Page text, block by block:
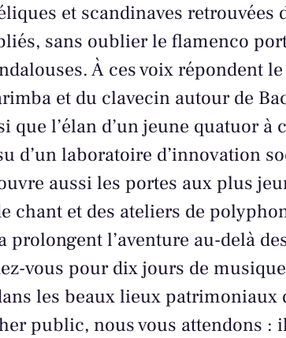
et scandinaves retrouvées
sans oublier le flamenco
À ces voix répondent
et du clavecin autour de
que l’élan d’un jeune quatuor à
d’un laboratoire d’innovation
aussi les portes aux plus
chant et des ateliers de
prolongent l’aventure au-delà
vous pour dix jours de
les beaux lieux patrimoniaux
public, nous vous attendons :